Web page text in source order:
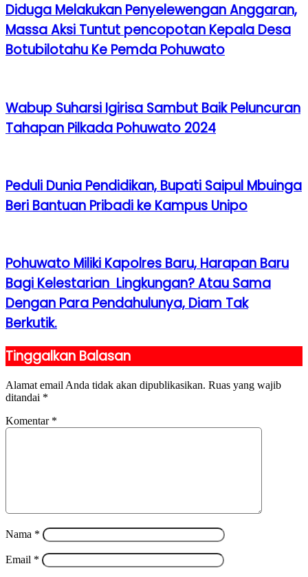
Diduga Melakukan Penyelewengan Anggaran,
Massa Aksi Tuntut pencopotan Kepala Desa
Botubilotahu Ke Pemda Pohuwato
Wabup Suharsi Igirisa Sambut Baik Peluncuran
Tahapan Pilkada Pohuwato 2024
Peduli Dunia Pendidikan, Bupati Saipul Mbuinga
Beri Bantuan Pribadi ke Kampus Unipo
Pohuwato Miliki Kapolres Baru, Harapan Baru
Bagi Kelestarian Lingkungan? Atau Sama
Dengan Para Pendahulunya, Diam Tak
Berkutik.
Tinggalkan Balasan
Alamat email Anda tidak akan dipublikasikan. Ruas yang wajib
ditandai *
Komentar *
Nama *
Email *